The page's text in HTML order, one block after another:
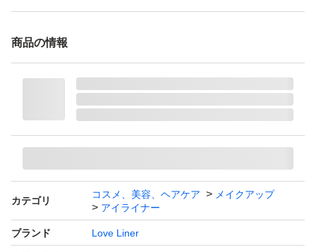
商品の情報
カテゴリ
コスメ、美容、ヘアケア
メイクアップ
アイライナー
ブランド Love Liner